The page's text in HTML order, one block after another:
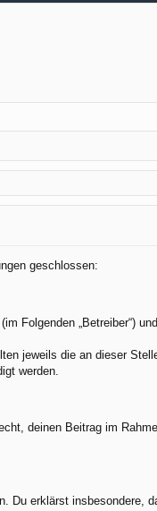
geschlossen:
Folgenden „Betreiber“)
jeweils die an dieser
werden.
deinen Beitrag im
Du erklärst insbesondere,